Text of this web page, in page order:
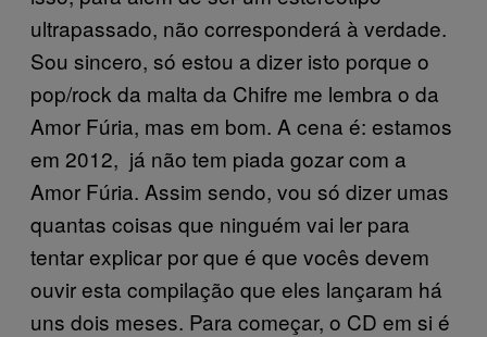
ultrapassado, não corresponderá à verdade.
Sou sincero, só estou a dizer isto porque o
pop/rock da malta da Chifre me lembra o da
Amor Fúria, mas em bom. A cena é: estamos
em 2012, já não tem piada gozar com a
Amor Fúria. Assim sendo, vou só dizer umas
quantas coisas que ninguém vai ler para
tentar explicar por que é que vocês devem
ouvir esta compilação que eles lançaram há
uns dois meses. Para começar, o CD em si é